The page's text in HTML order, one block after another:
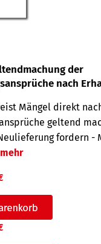
der
nach
Mängel direkt
geltend
fordern -
mehr